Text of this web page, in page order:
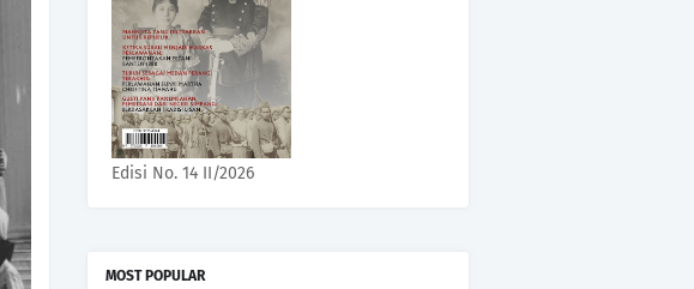
Edisi No. 14 II/2026
MOST POPULAR